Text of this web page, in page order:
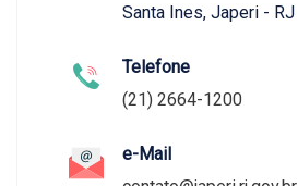
Santa Ines, Japeri - RJ
Telefone
(21) 2664-1200
e-Mail